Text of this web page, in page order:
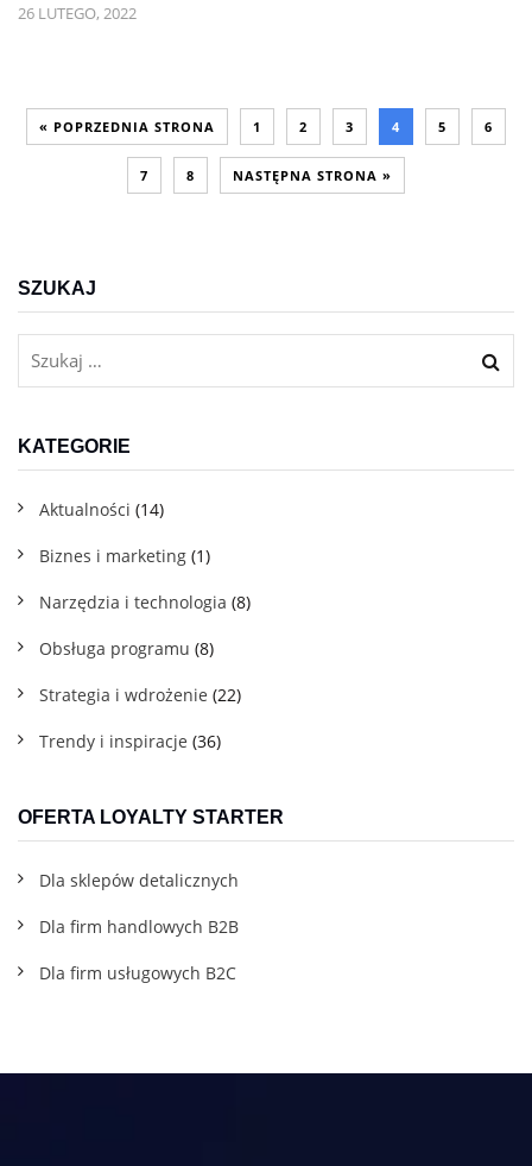
26 LUTEGO, 2022
« POPRZEDNIA STRONA 1 2 3 4 5 6
7 8 NASTĘPNA STRONA »
SZUKAJ
KATEGORIE
Aktualności (14)
Biznes i marketing (1)
Narzędzia i technologia (8)
Obsługa programu (8)
Strategia i wdrożenie (22)
Trendy i inspiracje (36)
OFERTA LOYALTY STARTER
Dla sklepów detalicznych
Dla firm handlowych B2B
Dla firm usługowych B2C